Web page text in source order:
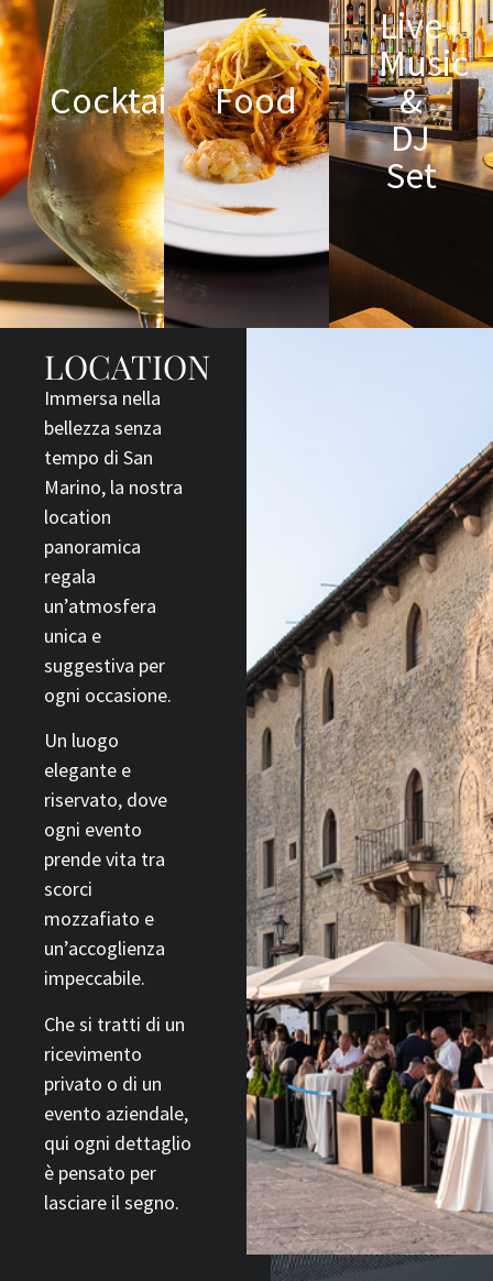
Cocktails Food
Live
Music
&
DJ
Set
LOCATION
Immersa nella
bellezza senza
tempo di San
Marino, la nostra
location
panoramica
regala
un’atmosfera
unica e
suggestiva per
ogni occasione.
Un luogo
elegante e
riservato, dove
ogni evento
prende vita tra
scorci
mozzafiato e
un’accoglienza
impeccabile.
Che si tratti di un
ricevimento
privato o di un
evento aziendale,
qui ogni dettaglio
è pensato per
lasciare il segno.